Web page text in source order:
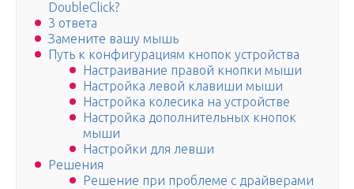
DoubleClick?
3 ответа
Замените вашу мышь
Путь к конфигурациям кнопок устройства
Настраивание правой кнопки мыши
Настройка левой клавиши мыши
Настройка колесика на устройстве
Настройка дополнительных кнопок
мыши
Настройки для левши
Решения
Решение при проблеме с драйверами